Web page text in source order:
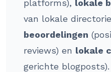
platforms), lokale
van lokale
beoordelingen
reviews) en lokale
gerichte blogposts).